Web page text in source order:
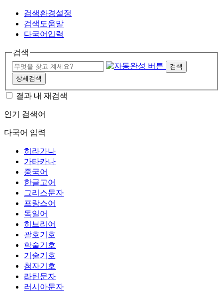
검색환경설정
검색도움말
다국어입력
검색
검색
상세검색
결과 내 재검색
인기 검색어
다국어 입력
히라가나
가타카나
중국어
한글고어
그리스문자
프랑스어
독일어
히브리어
괄호기호
학술기호
기술기호
첨자기호
라틴문자
러시아문자